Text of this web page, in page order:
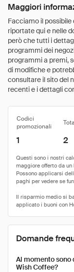
Maggiori
Facciamo il
riportate qui e nelle
però che tutti i
programmi dei
programmi a premi,
di modifiche e
consultare il sito del
recenti e i dettagli
Codici
promozionali
1 2
Domande
Al momento
Wish Coffee?